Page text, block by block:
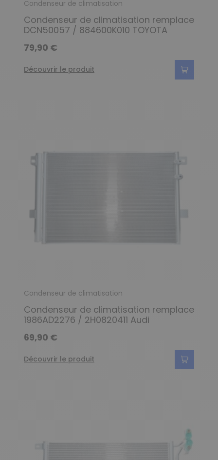
Condenseur de climatisation
Condenseur de climatisation remplace
DCN50057 / 884600K010 TOYOTA
79,90 €
Découvrir le produit
Condenseur de climatisation
Condenseur de climatisation remplace
1986AD2276 / 2H0820411 Audi
69,90 €
Découvrir le produit